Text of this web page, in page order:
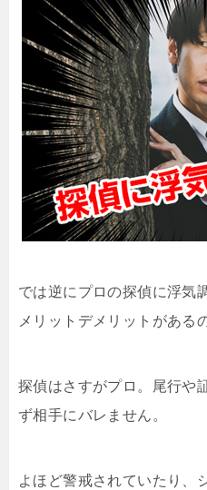
では逆にプロの探偵に浮気
メリットデメリットがある
探偵はさすがプロ。尾行や
ず相手にバレません。
よほど警戒されていたり、